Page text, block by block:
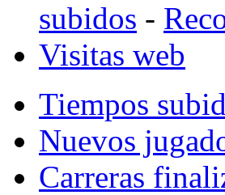
subidos -
Visitas web
Tiempos
Nuevos
Carreras